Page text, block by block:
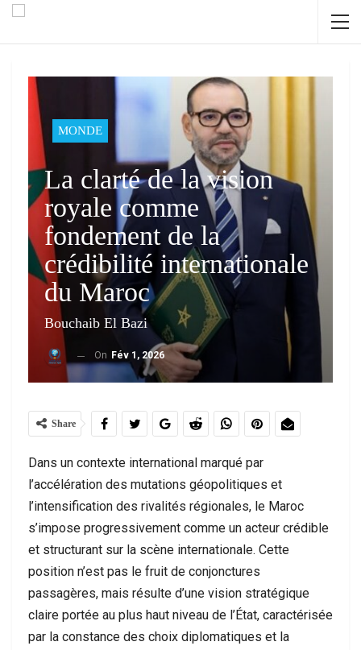
MONDE
La clarté de la vision
royale comme
fondement de la
crédibilité internationale
du Maroc
Bouchaib El Bazi
On Fév 1, 2026
Share
Dans un contexte international marqué par
l’accélération des mutations géopolitiques et
l’intensification des rivalités régionales, le Maroc
s’impose progressivement comme un acteur crédible
et structurant sur la scène internationale. Cette
position n’est pas le fruit de conjonctures
passagères, mais résulte d’une vision stratégique
claire portée au plus haut niveau de l’État, caractérisée
par la constance des choix diplomatiques et la